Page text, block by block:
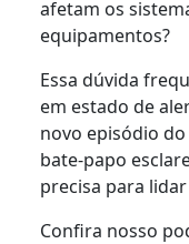
afetam os
equipamentos?
Essa dúvida
em estado de
novo episódio
bate-papo
precisa para
Confira nosso